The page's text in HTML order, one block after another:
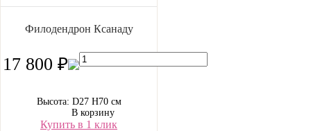
Филодендрон Ксанаду
17 800 ₽
Высота: D27 H70 см
В корзину
Купить в 1 клик